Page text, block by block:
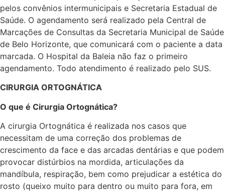
pelos convênios intermunicipais e Secretaria Estadual de
Saúde. O agendamento será realizado pela Central de
Marcações de Consultas da Secretaria Municipal de Saúde
de Belo Horizonte, que comunicará com o paciente a data
marcada. O Hospital da Baleia não faz o primeiro
agendamento. Todo atendimento é realizado pelo SUS.
CIRURGIA ORTOGNÁTICA
O que é Cirurgia Ortognática?
A cirurgia Ortognática é realizada nos casos que
necessitam de uma correção dos problemas de
crescimento da face e das arcadas dentárias e que podem
provocar distúrbios na mordida, articulações da
mandíbula, respiração, bem como prejudicar a estética do
rosto (queixo muito para dentro ou muito para fora, em